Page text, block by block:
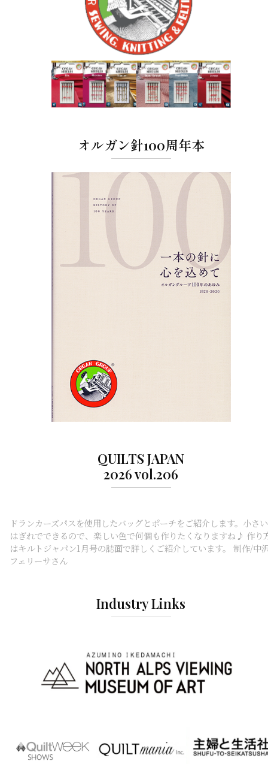
オルガン針100周年本
QUILTS JAPAN
2026 vol.206
ドランカーズパスを使用したバッグとポーチをご紹介します。小さい
はぎれでできるので、楽しい色で何個も作りたくなりますね♪ 作り
はキルトジャパン1月号の誌面で詳しくご紹介しています。 制作/中
フェリーサさん
Industry Links